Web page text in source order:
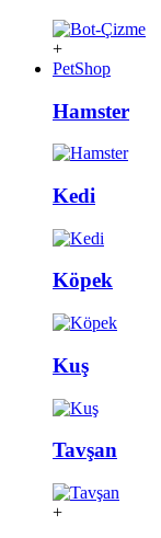
+
PetShop
Hamster
Kedi
Köpek
Kuş
Tavşan
+